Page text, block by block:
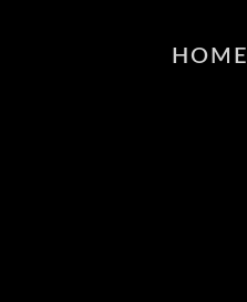
HOME